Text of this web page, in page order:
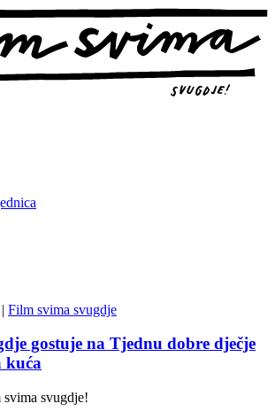
| Film svima svugdje
gostuje na Tjednu dobre dječje
kuća
svima svugdje!